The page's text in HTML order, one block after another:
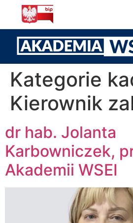
Kategorie
Kierownik
dr hab. Jolanta
Karbowniczek,
Akademii WSEI